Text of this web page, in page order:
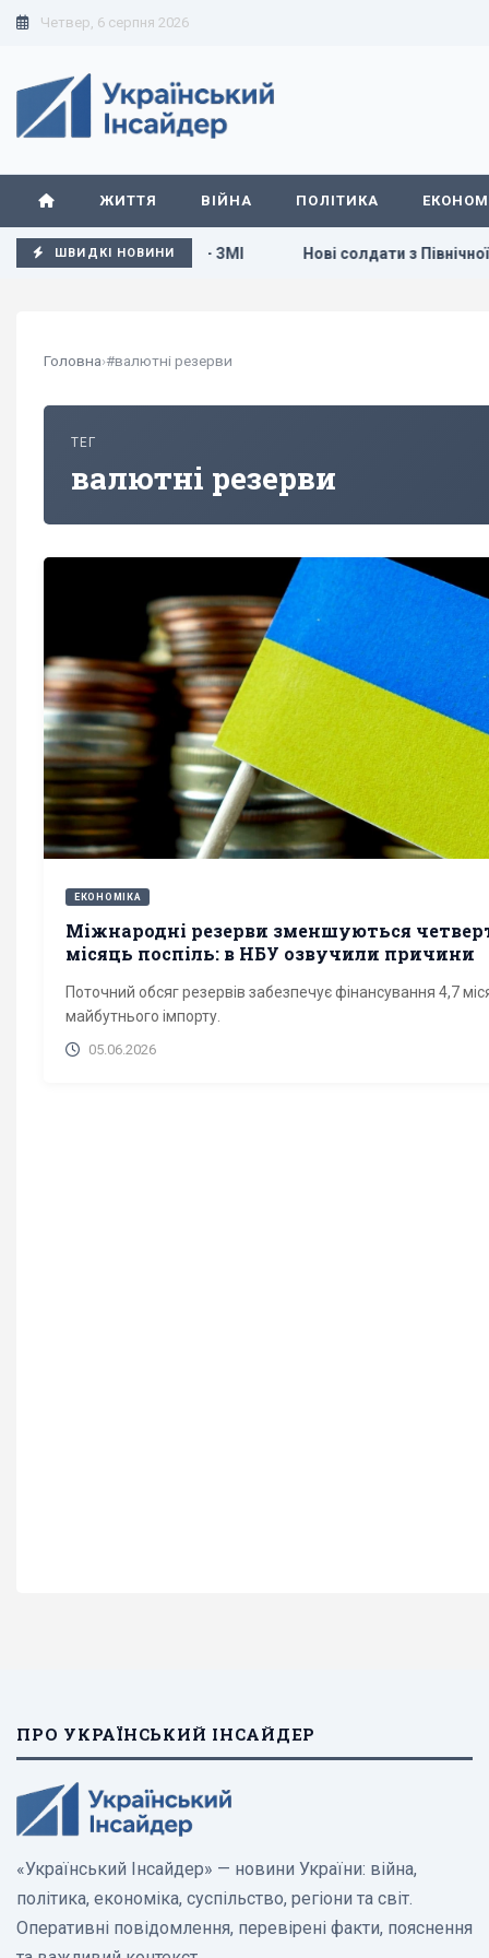
Четвер, 6 серпня 2026
ЖИТТЯ ВІЙНА ПОЛІТИКА
ШВИДКІ НОВИНИ
боєприпаси, - ЗМІ Нові солдати з Північної
Головна›#валютні резерви
ТЕГ
валютні резерви
ЕКОНОМІКА
Міжнародні резерви зменшуються
місяць поспіль: в НБУ озвучили причини
Поточний обсяг резервів забезпечує фінансування 4,7
майбутнього імпорту.
05.06.2026
ПРО УКРАЇНСЬКИЙ ІНСАЙДЕР
«Український Інсайдер» — новини України: війна,
політика, економіка, суспільство, регіони та світ.
Оперативні повідомлення, перевірені факти, пояснення